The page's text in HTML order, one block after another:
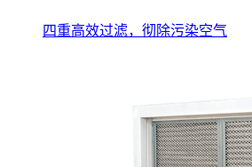
四重高效过滤，彻除污染空气